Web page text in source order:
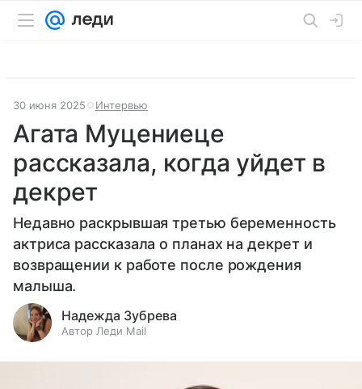
30 июня 2025 Интервью
Агата Муцениеце
рассказала, когда уйдет в
декрет
Недавно раскрывшая третью беременность
актриса рассказала о планах на декрет и
возвращении к работе после рождения
малыша.
Надежда Зубрева
Автор Леди Mail